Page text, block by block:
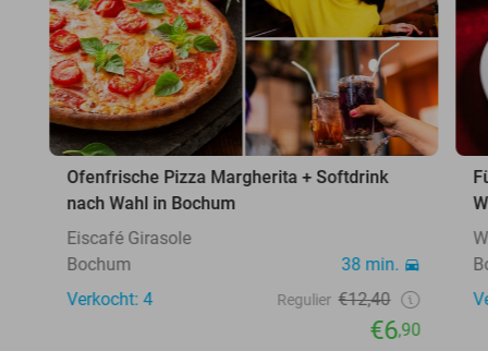
Ofenfrische Pizza Margherita + Softdrink
nach Wahl in Bochum
Eiscafé Girasole
Bochum
38 min.
Verkocht: 4
Regulier €12,40
€6,90